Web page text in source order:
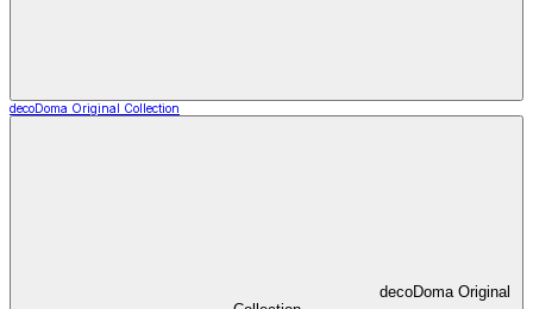
decoDoma Original Collection
decoDoma Original